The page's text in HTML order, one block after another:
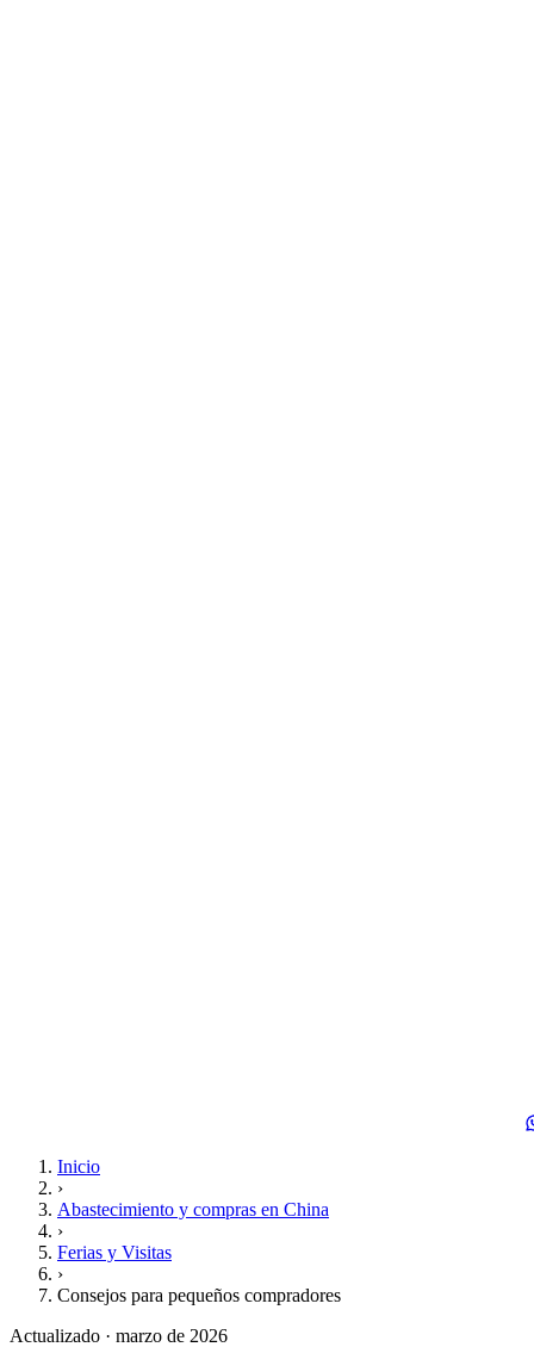
Inicio
›
Abastecimiento y compras en China
›
Ferias y Visitas
›
Consejos para pequeños compradores
Actualizado · marzo de 2026